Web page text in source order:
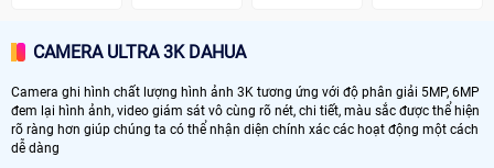
CAMERA ULTRA 3K DAHUA
Camera ghi hình chất lượng hình ảnh 3K tương ứng với độ phân giải 5MP, 6MP
đem lại hình ảnh, video giám sát vô cùng rõ nét, chi tiết, màu sắc được thể hiện
rõ ràng hơn giúp chúng ta có thể nhận diện chính xác các hoạt động một cách
dễ dàng